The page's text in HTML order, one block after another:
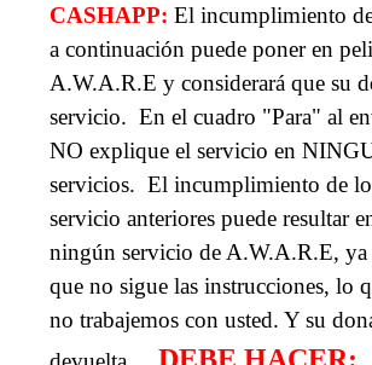
CASHAPP: El incumplimiento
a continuación puede poner en
A.W.A.R.E y considerará que su
servicio. En el cuadro "Para" al
NO explique el servicio en
servicios. El incumplimiento de
servicio anteriores puede resultar
ningún servicio de A.W.A.R.E, ya
que no sigue las instrucciones, lo
no trabajemos con usted. Y su